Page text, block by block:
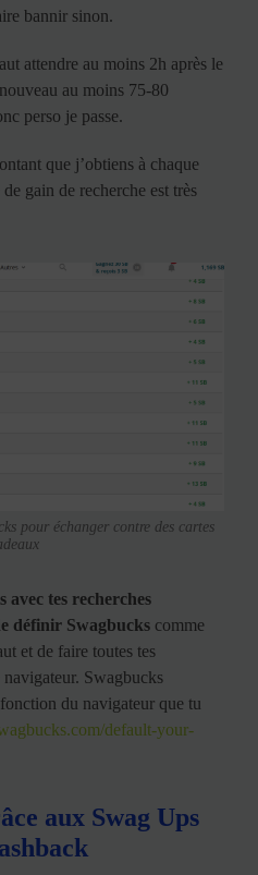
bannir sinon.
attendre au moins 2h après le
au moins 75-80
perso je passe.
que j’obtiens à chaque
gain de recherche est très
pour échanger contre des cartes
avec tes recherches
définir Swagbucks comme
et de faire toutes tes
navigateur. Swagbucks
du navigateur que tu
default-your-
aux Swag Ups